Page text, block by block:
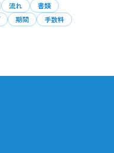
流れ
書類
期間
手数料